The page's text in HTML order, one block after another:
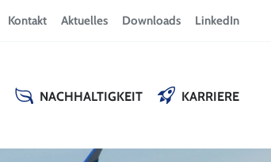
Kontakt Aktuelles Downloads LinkedIn
NACHHALTIGKEIT KARRIERE